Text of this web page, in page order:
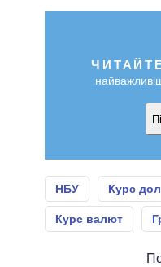
ЧИТАЙТЕ
НБУ Курс
Курс валют